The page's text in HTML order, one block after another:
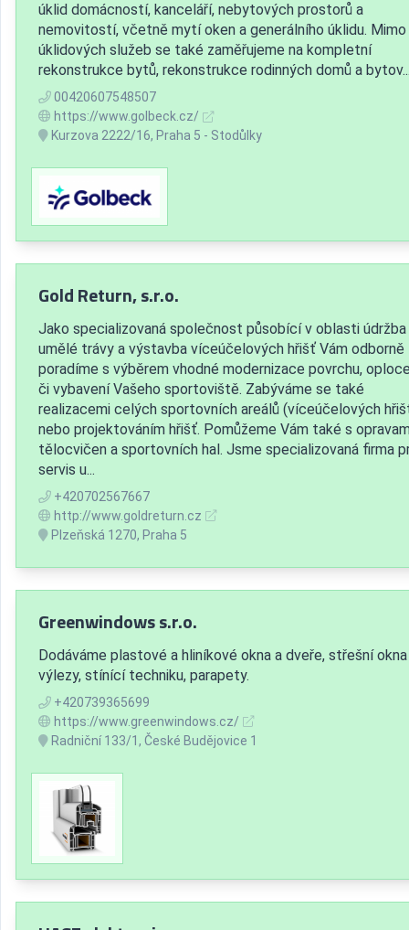
úklid domácností, kanceláří, nebytových prostorů a
nemovitostí, včetně mytí oken a generálního úklidu. Mimo
úklidových služeb se také zaměřujeme na kompletní
rekonstrukce bytů, rekonstrukce rodinných domů a
00420607548507
https://www.golbeck.cz/
Kurzova 2222/16, Praha 5 - Stodůlky
Gold Return, s.r.o.
Jako specializovaná společnost působící v oblasti údržba
umělé trávy a výstavba víceúčelových hřišť Vám odborně
poradíme s výběrem vhodné modernizace povrchu,
či vybavení Vašeho sportoviště. Zabýváme se také
realizacemi celých sportovních areálů (víceúčelových
nebo projektováním hřišť. Pomůžeme Vám také s
tělocvičen a sportovních hal. Jsme specializovaná firma
servis u...
+420702567667
http://www.goldreturn.cz
Plzeňská 1270, Praha 5
Greenwindows s.r.o.
Dodáváme plastové a hliníkové okna a dveře, střešní
výlezy, stínící techniku, parapety.
+420739365699
https://www.greenwindows.cz/
Radniční 133/1, České Budějovice 1